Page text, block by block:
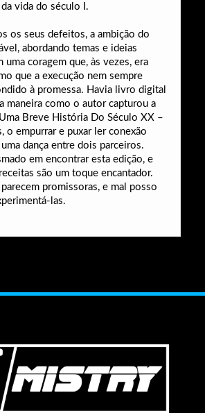
vida do século I.
os seus defeitos, a ambição do
abordando temas e ideias
uma coragem que, às vezes, era
que a execução nem sempre
à promessa. Havia livro digital
maneira como o autor capturou a
Breve História Do Século XX –
o empurrar e puxar ler conexão
dança entre dois parceiros.
em encontrar esta edição, e
são um toque encantador.
promissoras, e mal posso
las.